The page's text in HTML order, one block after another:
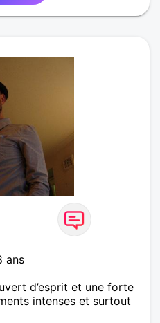
ans
d’esprit et une forte
intenses et surtout